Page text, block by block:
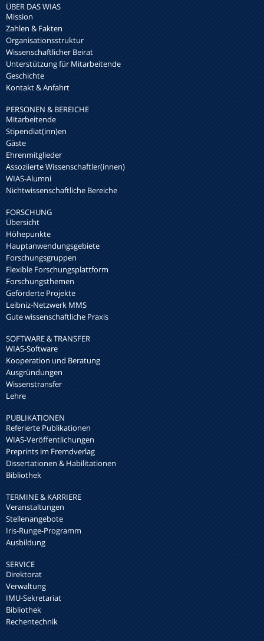
ÜBER DAS WIAS
Mission
Zahlen & Fakten
Organisationsstruktur
Wissenschaftlicher Beirat
Unterstützung für Mitarbeitende
Geschichte
Kontakt & Anfahrt
PERSONEN & BEREICHE
Mitarbeitende
Stipendiat(inn)en
Gäste
Ehrenmitglieder
Assoziierte Wissenschaftler(innen)
WIAS-Alumni
Nichtwissenschaftliche Bereiche
FORSCHUNG
Übersicht
Höhepunkte
Hauptanwendungsgebiete
Forschungsgruppen
Flexible Forschungsplattform
Forschungsthemen
Geförderte Projekte
Leibniz-Netzwerk MMS
Gute wissenschaftliche Praxis
SOFTWARE & TRANSFER
WIAS-Software
Kooperation und Beratung
Ausgründungen
Wissenstransfer
Lehre
PUBLIKATIONEN
Referierte Publikationen
WIAS-Veröffentlichungen
Preprints im Fremdverlag
Dissertationen & Habilitationen
Bibliothek
TERMINE & KARRIERE
Veranstaltungen
Stellenangebote
Iris-Runge-Programm
Ausbildung
SERVICE
Direktorat
Verwaltung
IMU-Sekretariat
Bibliothek
Rechentechnik